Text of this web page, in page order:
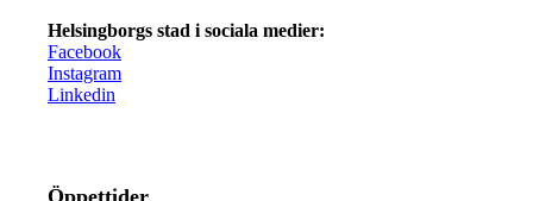
Helsingborgs stad i sociala medier:
Facebook
Instagram
Linkedin